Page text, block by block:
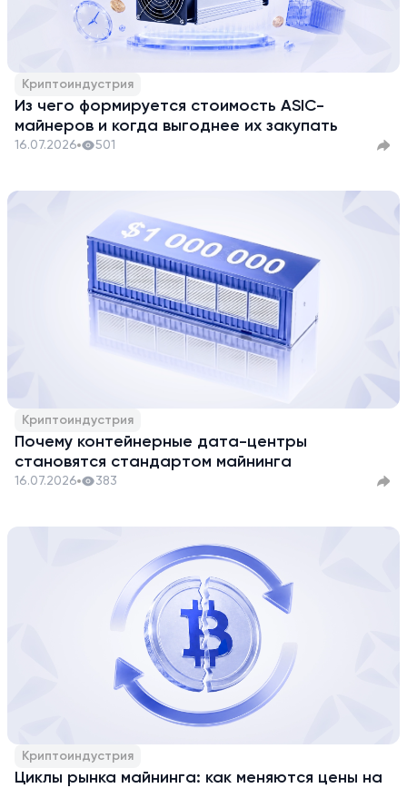
Криптоиндустрия
Из чего формируется стоимость ASIC-
майнеров и когда выгоднее их закупать
16.07.2026 501
Криптоиндустрия
Почему контейнерные дата-центры
становятся стандартом майнинга
16.07.2026 383
Криптоиндустрия
Циклы рынка майнинга: как меняются цены на